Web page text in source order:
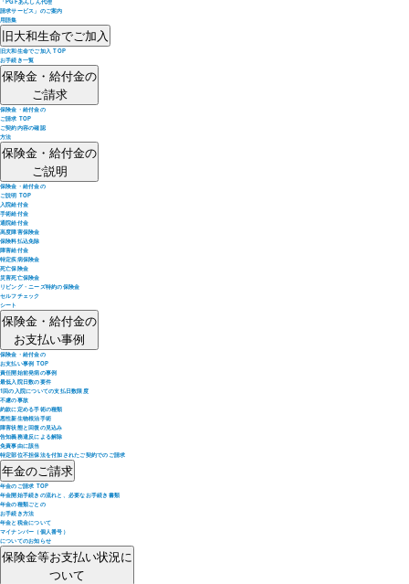
請求サービス」のご案内
用語集
旧大和生命でご加入
旧大和生命でご加入 TOP
お手続き一覧
保険金・給付金の
ご請求
保険金・給付金の
ご請求 TOP
ご契約内容の確認
方法
保険金・給付金の
ご説明
保険金・給付金の
ご説明 TOP
入院給付金
手術給付金
通院給付金
高度障害保険金
保険料払込免除
障害給付金
特定疾病保険金
死亡保険金
災害死亡保険金
リビング・ニーズ特約の保険金
セルフチェック
シート
保険金・給付金の
お支払い事例
保険金・給付金の
お支払い事例 TOP
責任開始前発病の事例
最低入院日数の要件
1回の入院についての支払日数限度
不慮の事故
約款に定める手術の種類
悪性新生物根治手術
障害状態と回復の見込み
告知義務違反による解除
免責事由に該当
特定部位不担保法を付加されたご契約でのご請求
年金のご請求
年金のご請求 TOP
年金開始手続きの流れと、必要なお手続き書類
年金の種類ごとの
お手続き方法
年金と税金について
マイナンバー（個人番号）
についてのお知らせ
保険金等お支払い状況に
ついて